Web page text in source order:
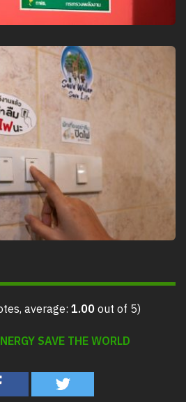
average:1.00out of 5)
SAVE THE WORLD